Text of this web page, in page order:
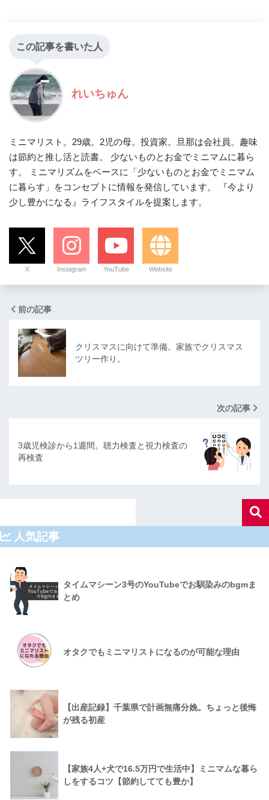
この記事を書いた人
れいちゅん
ミニマリスト。29歳。2児の母。投資家。旦那は会社員。趣味
は節約と推し活と読書。 少ないものとお金でミニマムに暮ら
す。 ミニマリズムをベースに「少ないものとお金でミニマム
に暮らす」をコンセプトに情報を発信しています。 『今より
少し豊かになる』ライフスタイルを提案します。
X Instagram YouTube Website
前の記事
クリスマスに向けて準備。家族でクリスマス
ツリー作り。
次の記事
3歳児検診から1週間。聴力検査と視力検査の
再検査
人気記事
タイムマシーン3号のYouTubeでお馴染みのbgmま
とめ
オタクでもミニマリストになるのが可能な理由
【出産記録】千葉県で計画無痛分娩。ちょっと後悔
が残る初産
【家族4人+犬で16.5万円で生活中】ミニマムな暮ら
しをするコツ【節約してても豊か】